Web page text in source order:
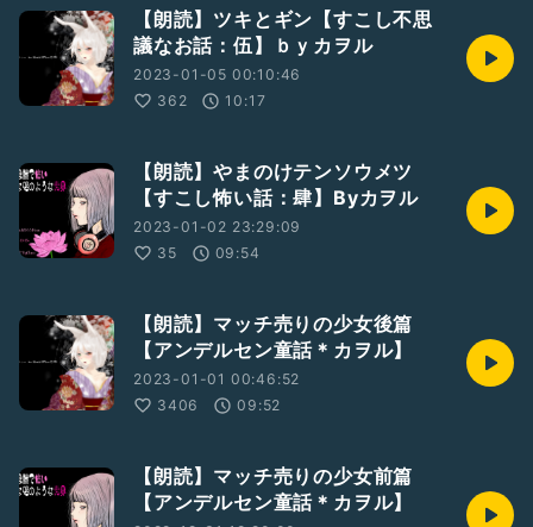
【朗読】ツキとギン【すこし不思
議なお話：伍】ｂｙカヲル
2023-01-05 00:10:46
362
10:17
【朗読】やまのけテンソウメツ
【すこし怖い話：肆】Byカヲル
2023-01-02 23:29:09
35
09:54
【朗読】マッチ売りの少女後篇
【アンデルセン童話＊カヲル】
2023-01-01 00:46:52
3406
09:52
【朗読】マッチ売りの少女前篇
【アンデルセン童話＊カヲル】